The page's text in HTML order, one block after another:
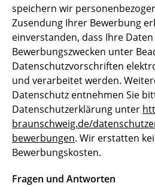
speichern wir
Zusendung Ihrer Bewerbung
einverstanden, dass Ihre Daten
Bewerbungszwecken unter
Datenschutzvorschriften
und verarbeitet werden.
Datenschutz entnehmen Sie
Datenschutzerklärung unter
braunschweig.de/
bewerbungen. Wir erstatten
Bewerbungskosten.
Fragen und Antworten